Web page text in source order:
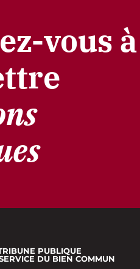
vous à
PUBLIQUE
DU BIEN COMMUN